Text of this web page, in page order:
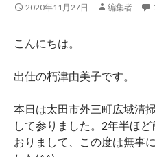
2020年11月27日 編集者
こんにちは。
出仕の朽津由美子です。
本日は太田市外三町広域清
して参りました。2年半ほ
おりまして、この度は無事